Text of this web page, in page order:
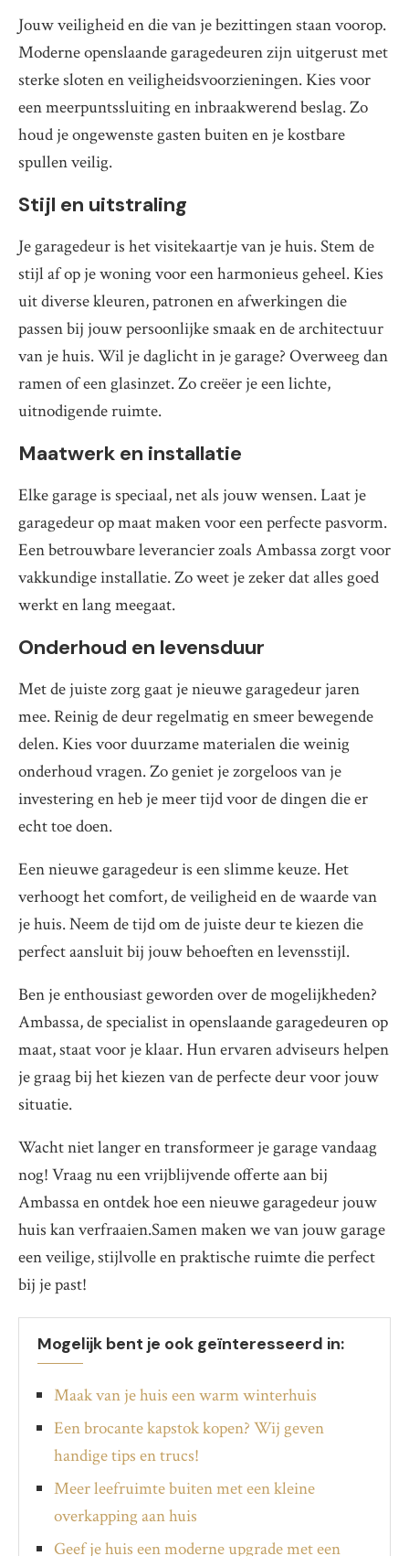
Jouw veiligheid en die van je bezittingen staan voorop.
Moderne openslaande garagedeuren zijn uitgerust met
sterke sloten en veiligheidsvoorzieningen. Kies voor
een meerpuntssluiting en inbraakwerend beslag. Zo
houd je ongewenste gasten buiten en je kostbare
spullen veilig.
Stijl en uitstraling
Je garagedeur is het visitekaartje van je huis. Stem de
stijl af op je woning voor een harmonieus geheel. Kies
uit diverse kleuren, patronen en afwerkingen die
passen bij jouw persoonlijke smaak en de architectuur
van je huis. Wil je daglicht in je garage? Overweeg dan
ramen of een glasinzet. Zo creëer je een lichte,
uitnodigende ruimte.
Maatwerk en installatie
Elke garage is speciaal, net als jouw wensen. Laat je
garagedeur op maat maken voor een perfecte pasvorm.
Een betrouwbare leverancier zoals Ambassa zorgt voor
vakkundige installatie. Zo weet je zeker dat alles goed
werkt en lang meegaat.
Onderhoud en levensduur
Met de juiste zorg gaat je nieuwe garagedeur jaren
mee. Reinig de deur regelmatig en smeer bewegende
delen. Kies voor duurzame materialen die weinig
onderhoud vragen. Zo geniet je zorgeloos van je
investering en heb je meer tijd voor de dingen die er
echt toe doen.
Een nieuwe garagedeur is een slimme keuze. Het
verhoogt het comfort, de veiligheid en de waarde van
je huis. Neem de tijd om de juiste deur te kiezen die
perfect aansluit bij jouw behoeften en levensstijl.
Ben je enthousiast geworden over de mogelijkheden?
Ambassa, de specialist in openslaande garagedeuren op
maat, staat voor je klaar. Hun ervaren adviseurs helpen
je graag bij het kiezen van de perfecte deur voor jouw
situatie.
Wacht niet langer en transformeer je garage vandaag
nog! Vraag nu een vrijblijvende offerte aan bij
Ambassa en ontdek hoe een nieuwe garagedeur jouw
huis kan verfraaien.Samen maken we van jouw garage
een veilige, stijlvolle en praktische ruimte die perfect
bij je past!
Mogelijk bent je ook geïnteresseerd in:
Maak van je huis een warm winterhuis
Een brocante kapstok kopen? Wij geven
handige tips en trucs!
Meer leefruimte buiten met een kleine
overkapping aan huis
Geef je huis een moderne upgrade met een